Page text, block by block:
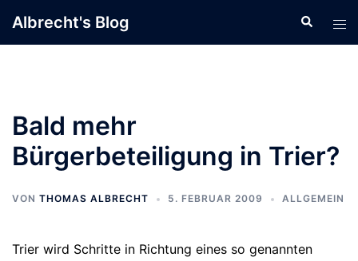
Inhalt
Albrecht's Blog Suche
Bald mehr
Bürgerbeteiligung in Trier?
VON THOMAS ALBRECHT 5. FEBRUAR 2009 ALLGEMEIN
Trier wird Schritte in Richtung eines so genannten